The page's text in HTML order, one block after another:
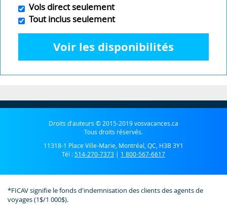
Vols direct seulement
Tout inclus seulement
Voir les disponibilités
Droits d'auteurs © 2015-2019 vosvacances.ca
Tous droits réservés.
11318-1 Place Ville-Marie, Montréal, QC, H3B 3Y1
Tél :514-270-7373 | 1 800-567-6617
*FICAV signifie le fonds d'indemnisation des clients des agents de
voyages (1$/1 000$).